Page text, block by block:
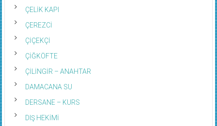
ÇELİK KAPI
ÇEREZCİ
ÇİÇEKÇİ
ÇİĞKÖFTE
ÇİLİNGİR – ANAHTAR
DAMACANA SU
DERSANE – KURS
DIŞ HEKİMİ